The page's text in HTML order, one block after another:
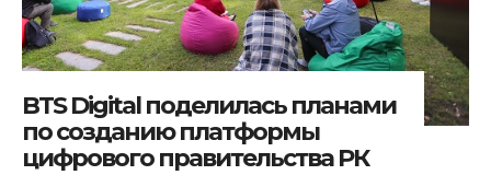
BTS Digital поделилась планами
по созданию платформы
цифрового правительства РК